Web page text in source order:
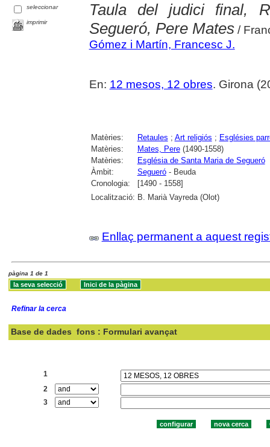
seleccionar
imprimir
Taula del judici final,
Segueró, Pere Mates/
Gómez i Martín, Francesc J.
En: 12 mesos, 12 obres. Girona
Matèries: Retaules ; Art religiós ; Esglésies
Matèries:
Mates, Pere(1490-1558)
Matèries:
Església de Santa Maria de Segueró
Àmbit:
Segueró- Beuda
Cronologia:
[1490 - 1558]
Localització: B. Marià Vayreda (Olot)
Enllaç permanent a aquest
pàgina 1 de 1
Refinar la cerca
Base de dades fons : Formulari avançat
1
2
3